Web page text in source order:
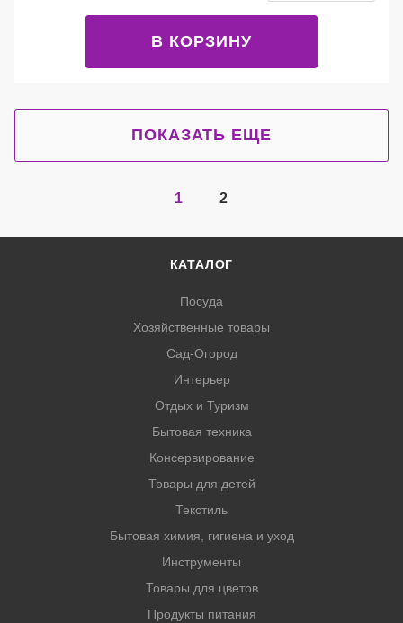
В КОРЗИНУ
ПОКАЗАТЬ ЕЩЕ
1 2
КАТАЛОГ
Посуда
Хозяйственные товары
Сад-Огород
Интерьер
Отдых и Туризм
Бытовая техника
Консервирование
Товары для детей
Текстиль
Бытовая химия, гигиена и уход
Инструменты
Товары для цветов
Продукты питания